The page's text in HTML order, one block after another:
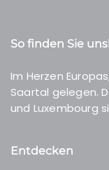
So finden Sie
Im Herzen
Saartal gelegen.
und Luxembourg
Entdecken